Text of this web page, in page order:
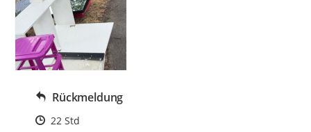
Rückmeldung
Zeitpunkt des Erstellens
22 Std